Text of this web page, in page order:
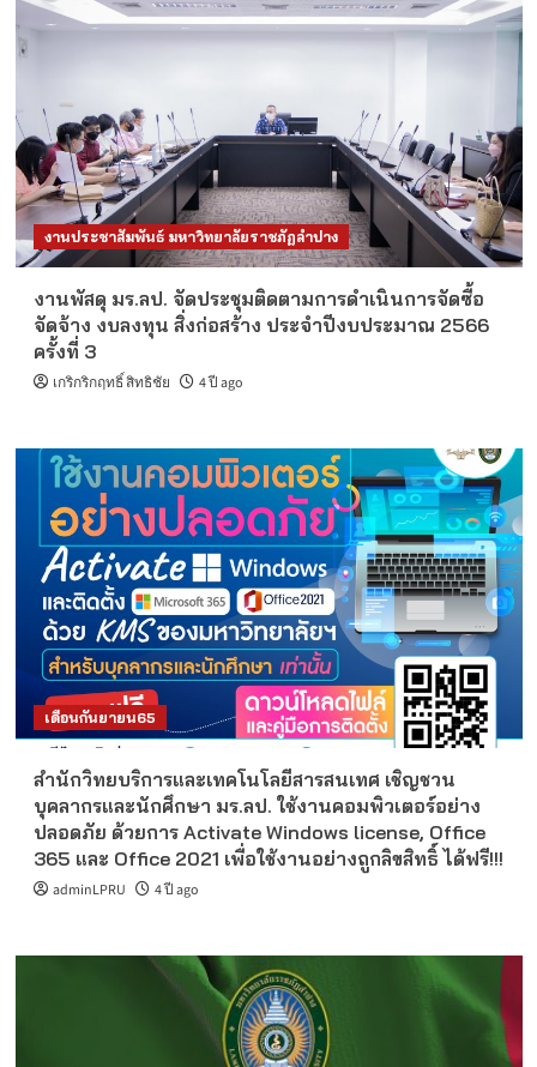
งานประชาสัมพันธ์ มหาวิทยาลัยราชภัฏลำปาง
งานพัสดุ มร.ลป. จัดประชุมติดตามการดำเนินการจัดซื้อ
จัดจ้าง งบลงทุน สิ่งก่อสร้าง ประจำปีงบประมาณ 2566
ครั้งที่ 3
เกริกริกฤทธิ์ สิทธิชัย 4 ปี ago
เดือนกันยายน65
สำนักวิทยบริการและเทคโนโลยีสารสนเทศ เชิญชวน
บุคลากรและนักศึกษา มร.ลป. ใช้งานคอมพิวเตอร์อย่าง
ปลอดภัย ด้วยการ Activate Windows license, Office
365 และ Office 2021 เพื่อใช้งานอย่างถูกลิขสิทธิ์ ได้ฟรี!!!
adminLPRU 4 ปี ago